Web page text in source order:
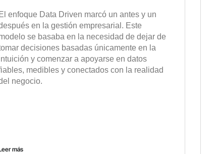
El enfoque Data Driven marcó un antes y un
en la gestión empresarial. Este
se basaba en la necesidad de dejar de
decisiones basadas únicamente en la
y comenzar a apoyarse en datos
medibles y conectados con la realidad
negocio.
más